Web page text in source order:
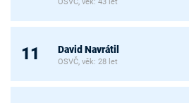
11 David Navrátil
OSVČ, věk: 28 let